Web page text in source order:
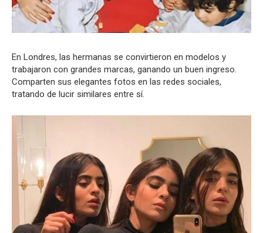
En Londres, las hermanas se convirtieron en modelos y
trabajaron con grandes marcas, ganando un buen ingreso.
Comparten sus elegantes fotos en las redes sociales,
tratando de lucir similares entre sí.